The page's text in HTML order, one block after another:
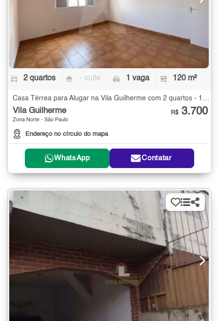
2 quartos - suíte 1 vaga 120 m²
Vila Guilherme
Zona Norte - São Paulo
Endereço no círculo do mapa
R$ 3.700
WhatsApp Contatar